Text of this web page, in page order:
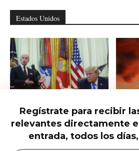
Regístrate para recibir
relevantes directamente
entrada, todos los días,
Estados Unidos
Trump firma nuevas órdenes para
restringir la ciudadanía por
nacimiento
Trump